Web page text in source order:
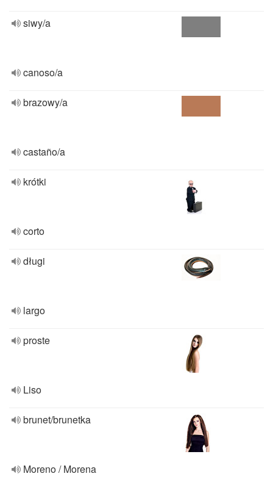
siwy/a
canoso/a
brazowy/a
castaño/a
krótki
corto
długi
largo
proste
Liso
brunet/brunetka
Moreno / Morena